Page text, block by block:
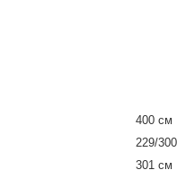
400 см
229/
301 см